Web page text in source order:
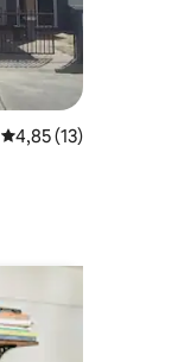
Средна оценка:
4,85 (13)